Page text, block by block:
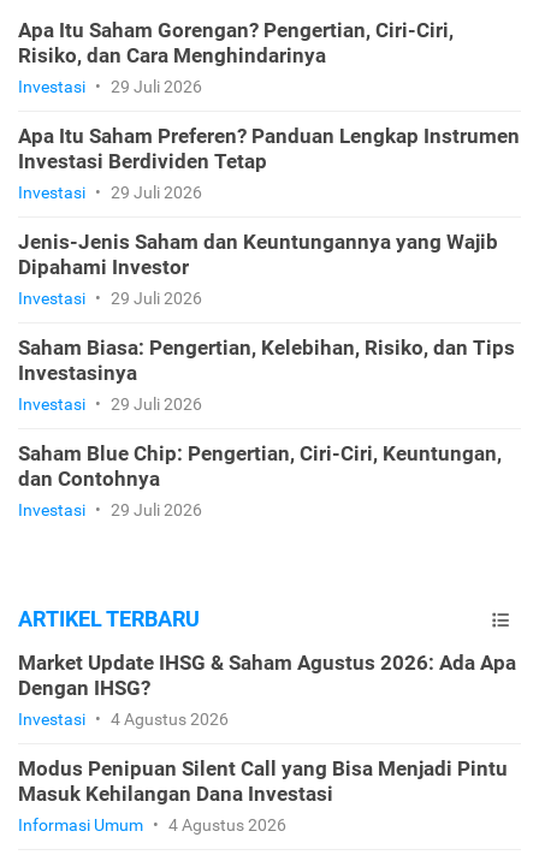
Apa Itu Saham Gorengan? Pengertian, Ciri-Ciri,
Risiko, dan Cara Menghindarinya
Investasi • 29 Juli 2026
Apa Itu Saham Preferen? Panduan Lengkap Instrumen
Investasi Berdividen Tetap
Investasi • 29 Juli 2026
Jenis-Jenis Saham dan Keuntungannya yang Wajib
Dipahami Investor
Investasi • 29 Juli 2026
Saham Biasa: Pengertian, Kelebihan, Risiko, dan Tips
Investasinya
Investasi • 29 Juli 2026
Saham Blue Chip: Pengertian, Ciri-Ciri, Keuntungan,
dan Contohnya
Investasi • 29 Juli 2026
ARTIKEL TERBARU
Market Update IHSG & Saham Agustus 2026: Ada Apa
Dengan IHSG?
Investasi • 4 Agustus 2026
Modus Penipuan Silent Call yang Bisa Menjadi Pintu
Masuk Kehilangan Dana Investasi
Informasi Umum • 4 Agustus 2026